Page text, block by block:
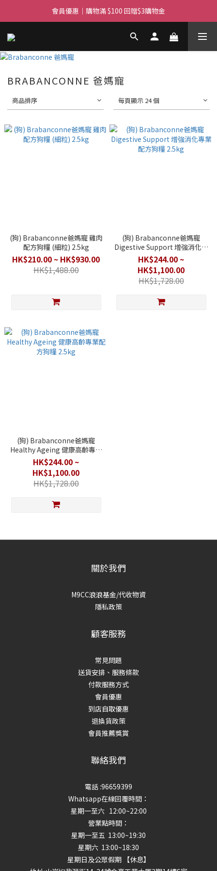
滿$450免費送貨上門 I 滿$350免運 順豐自取
會員優惠｜購物滿 $100 回贈$3購物金
滿$450免費送貨上門 I 滿$350免運 順豐自取
BRABANCONNE 爸媽寵
商品排序 每頁顯示 24 個
(狗) Brabanconne爸媽寵 雞肉
配方狗糧 (細粒) 2.5kg
HK$210.00 ~ HK$930.00
HK$1,488.00
(狗) Brabanconne爸媽寵
Digestive Support 增強消化專
業配方狗糧 2.5kg
HK$244.00 ~
HK$1,100.00
HK$1,728.00
(狗) Brabanconne爸媽寵
Healthy Ageing 健康高齡專業
配方狗糧 2.5kg
HK$244.00 ~
HK$1,100.00
HK$1,728.00
關於我們
M9CC浪浪基金/代收物資
隱私政策
顧客服務
常見問題
送貨安排、服務條款
付款服務方式
會員優惠
到店自取優惠
退換貨政策
會員推薦獎賞
聯絡我們
電話 :96659399
Whatsapp在線回覆時間：
星期一至六 12:00~22:00
營業點時間：
星期一至五 13:00~19:30
星期六 13:00~18:30
星期日及公眾假期 【休息】